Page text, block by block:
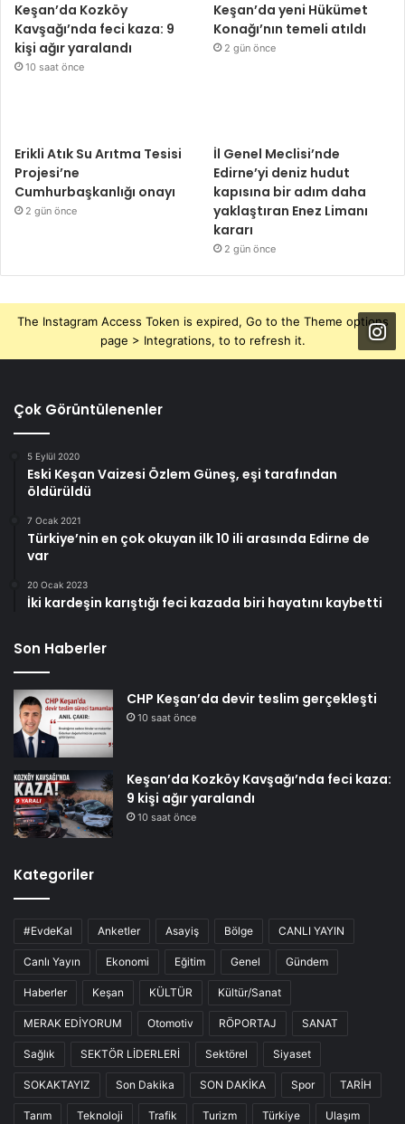
Keşan’da Kozköy
Kavşağı’nda feci kaza: 9
kişi ağır yaralandı
10 saat önce
Keşan’da yeni Hükümet
Konağı’nın temeli atıldı
2 gün önce
Erikli Atık Su Arıtma Tesisi
Projesi’ne
Cumhurbaşkanlığı onayı
2 gün önce
İl Genel Meclisi’nde
Edirne’yi deniz hudut
kapısına bir adım daha
yaklaştıran Enez Limanı
kararı
2 gün önce
The Instagram Access Token is expired, Go to the Theme options
page > Integrations, to to refresh it.
Çok Görüntülenenler
5 Eylül 2020
Eski Keşan Vaizesi Özlem Güneş, eşi tarafından
öldürüldü
7 Ocak 2021
Türkiye’nin en çok okuyan ilk 10 ili arasında Edirne de
var
20 Ocak 2023
İki kardeşin karıştığı feci kazada biri hayatını kaybetti
Son Haberler
CHP Keşan’da devir teslim gerçekleşti
10 saat önce
Keşan’da Kozköy Kavşağı’nda feci kaza:
9 kişi ağır yaralandı
10 saat önce
Kategoriler
#EvdeKal Anketler Asayiş Bölge CANLI YAYIN
Canlı Yayın Ekonomi Eğitim Genel Gündem
Haberler Keşan KÜLTÜR Kültür/Sanat
MERAK EDİYORUM Otomotiv RÖPORTAJ SANAT
Sağlık SEKTÖR LİDERLERİ Sektörel Siyaset
SOKAKTAYIZ Son Dakika SON DAKİKA Spor TARİH
Tarım Teknoloji Trafik Turizm Türkiye Ulaşım